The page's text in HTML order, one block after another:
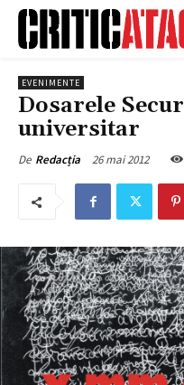
EVENIMENTE
Dosarele
universitar
De Redacția 26 mai 2012